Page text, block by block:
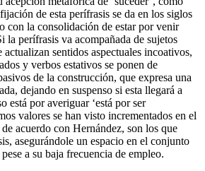
de esta perífrasis se da en los siglos
con la consolidación de estar por venir
la perífrasis va acompañada de sujetos
sentidos aspectuales incoativos,
y verbos estativos se ponen de
de la construcción, que expresa una
dejando en suspenso si esta llegará a
está por averiguar‘está por ser
valores se han visto incrementados en el
acuerdo con Hernández, son los que
asegurándole un espacio en el conjunto
a su baja frecuencia de empleo.